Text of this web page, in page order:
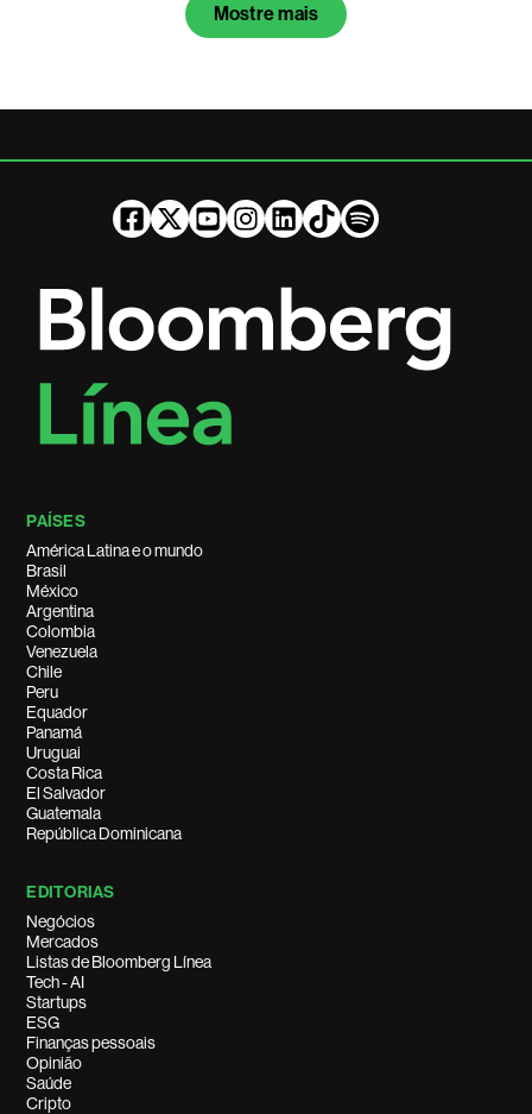
Mostre mais
PAÍSES
América Latina e o mundo
Brasil
México
Argentina
Colombia
Venezuela
Chile
Peru
Equador
Panamá
Uruguai
Costa Rica
El Salvador
Guatemala
República Dominicana
EDITORIAS
Negócios
Mercados
Listas de Bloomberg Línea
Tech - AI
Startups
ESG
Finanças pessoais
Opinião
Saúde
Cripto